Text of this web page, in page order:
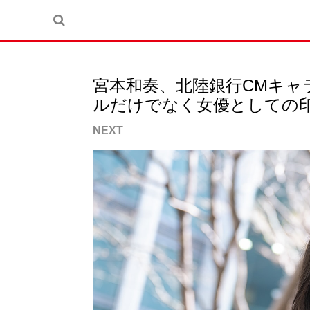
宮本和奏、北陸銀行CMキ
ルだけでなく女優としての
NEXT